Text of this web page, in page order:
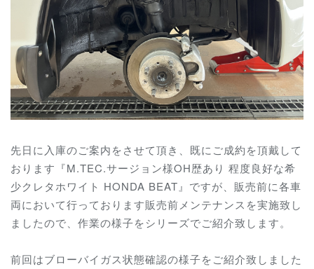
先日に入庫のご案内をさせて頂き、既にご成約を頂戴して
おります『M.TEC.サージョン様OH歴あり 程度良好な希
少クレタホワイト HONDA BEAT』ですが、販売前に各車
両において行っております販売前メンテナンスを実施致し
ましたので、作業の様子をシリーズでご紹介致します。
前回はブローバイガス状態確認の様子をご紹介致しました